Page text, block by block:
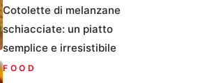
Cotolette di melanzane
schiacciate: un piatto
semplice e irresistibile
FOOD